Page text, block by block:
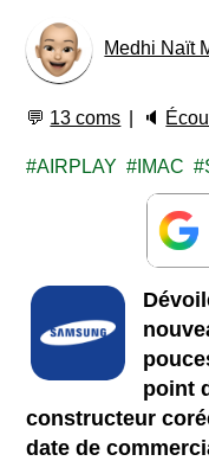
Medhi Naït
💬 13 coms 🔈
AIRPLAY IMAC
point
constructeur
date de